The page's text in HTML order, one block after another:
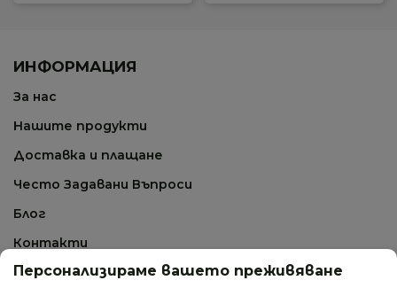
ИНФОРМАЦИЯ
За нас
Нашите продукти
Доставка и плащане
Често Задавани Въпроси
Блог
Контакти
Персонализираме вашето преживяване